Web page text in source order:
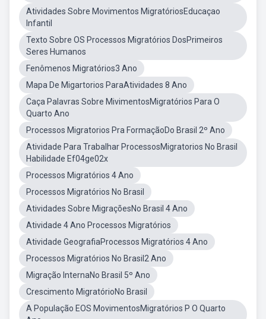
Atividades Sobre Movimentos MigratóriosEducaçao
Infantil
Texto Sobre OS Processos Migratórios DosPrimeiros
Seres Humanos
Fenômenos Migratórios3 Ano
Mapa De Migartorios ParaAtividades 8 Ano
Caça Palavras Sobre MivimentosMigratórios Para O
Quarto Ano
Processos Migratorios Pra FormaçãoDo Brasil 2º Ano
Atividade Para Trabalhar ProcessosMigratorios No Brasil
Habilidade Ef04ge02x
Processos Migratórios 4 Ano
Processos Migratórios No Brasil
Atividades Sobre MigraçõesNo Brasil 4 Ano
Atividade 4 Ano Processos Migratórios
Atividade GeografiaProcessos Migratórios 4 Ano
Processos Migratórios No Brasil2 Ano
Migração InternaNo Brasil 5º Ano
Crescimento MigratórioNo Brasil
A População EOS MovimentosMigratórios P O Quarto